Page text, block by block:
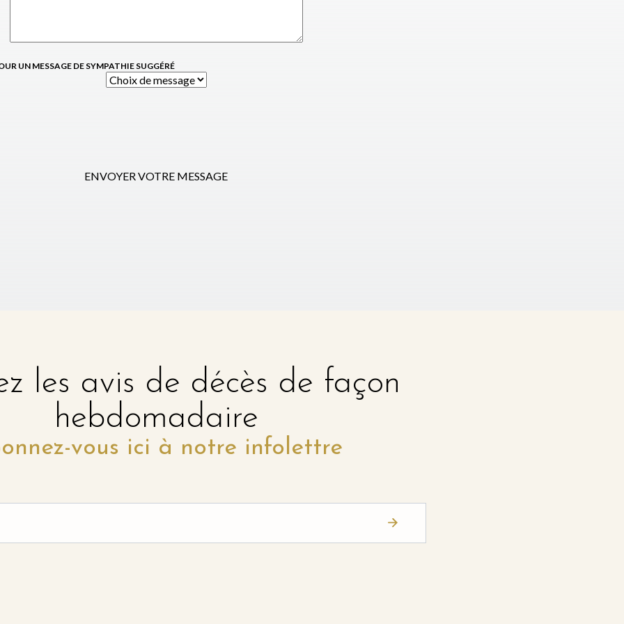
UN MESSAGE DE SYMPATHIE SUGGÉRÉ
ENVOYER VOTRE MESSAGE
les avis de décès de façon
hebdomadaire
vous ici à notre infolettre